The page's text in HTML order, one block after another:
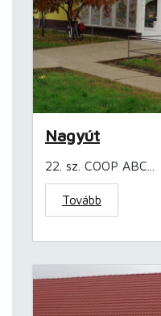
Nagyút
22. sz. COOP ABC...
Tovább